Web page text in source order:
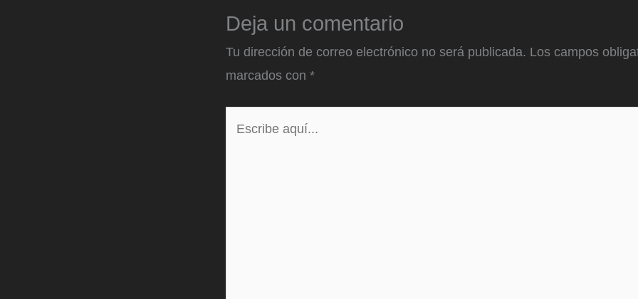
Deja un comentario
Tu dirección de correo electrónico no será publicada. Los campos
marcados con *